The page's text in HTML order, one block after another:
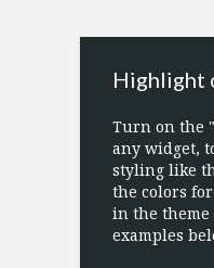
Highlight
Turn on the
any widget,
styling like
the colors
in the theme
examples